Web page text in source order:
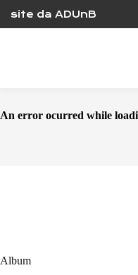
content
site da ADUnB
An error ocurred while
Album